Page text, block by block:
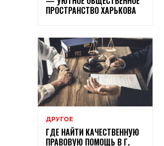
ПРОСТРАНСТВО ХАРЬКОВА
ДРУГОЕ
ГДЕ НАЙТИ КАЧЕСТВЕННУЮ
ПРАВОВУЮ ПОМОЩЬ В Г.